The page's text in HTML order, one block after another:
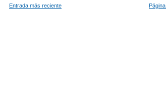
Entrada más reciente